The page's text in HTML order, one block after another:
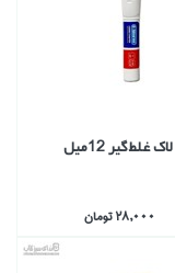
28,000 تومان